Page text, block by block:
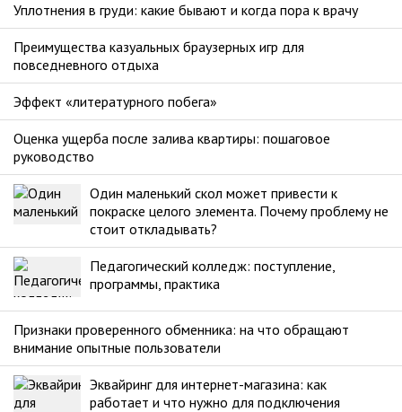
Уплотнения в груди: какие бывают и когда пора к врачу
Преимущества казуальных браузерных игр для
повседневного отдыха
Эффект «литературного побега»
Оценка ущерба после залива квартиры: пошаговое
руководство
Один маленький скол может привести к
покраске целого элемента. Почему проблему не
стоит откладывать?
Педагогический колледж: поступление,
программы, практика
Признаки проверенного обменника: на что обращают
внимание опытные пользователи
Эквайринг для интернет-магазина: как
работает и что нужно для подключения